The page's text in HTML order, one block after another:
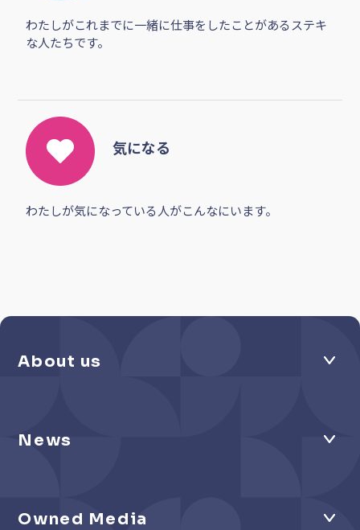
わたしがこれまでに一緒に仕事をしたことがあるステキ
な人たちです。
気になる
わたしが気になっている人がこんなにいます。
About us
News
Owned Media